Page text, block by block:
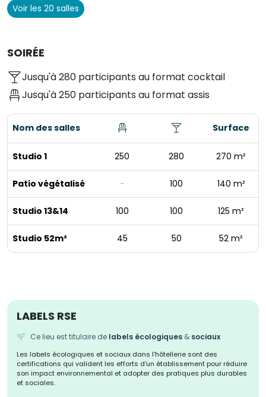
Voir les 20 salles
SOIRÉE
Jusqu'à 280 participants au format cocktail
Jusqu'à 250 participants au format assis
Nom des salles Surface
Studio 1 250 280 270 m²
Patio végétalisé - 100 140 m²
Studio 13&14 100 100 125 m²
Studio 52m² 45 50 52 m²
LABELS RSE
Ce lieu est titulaire de labels écologiques & sociaux
Les labels écologiques et sociaux dans l'hôtellerie sont des
certifications qui valident les efforts d'un établissement pour réduire
son impact environnemental et adopter des pratiques plus durables
et sociales.